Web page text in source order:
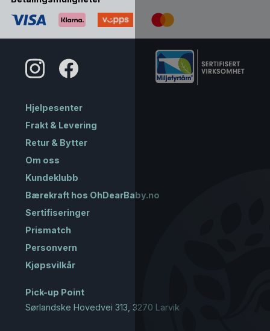
Hjelpesenter
Frakt & Levering
Retur & Bytter
Om oss
Kundeklubb
Bærekraft hos OhDearBaby.no
Sertifiseringer
Prismatch
Personvern
Kjøpsvilkår
Pick-up Point
Sørlandske Hovedvei 313, 3270 Larvik